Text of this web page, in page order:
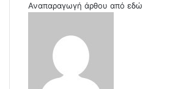
Αναπαραγωγή άρθου από εδώ